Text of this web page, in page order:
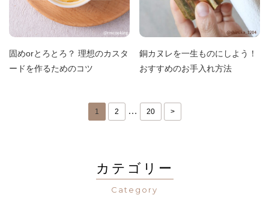
固めorとろとろ？ 理想のカスタ
ードを作るためのコツ
銅カヌレを一生ものにしよう！
おすすめのお手入れ方法
1 2 … 20 >
カテゴリー
Category